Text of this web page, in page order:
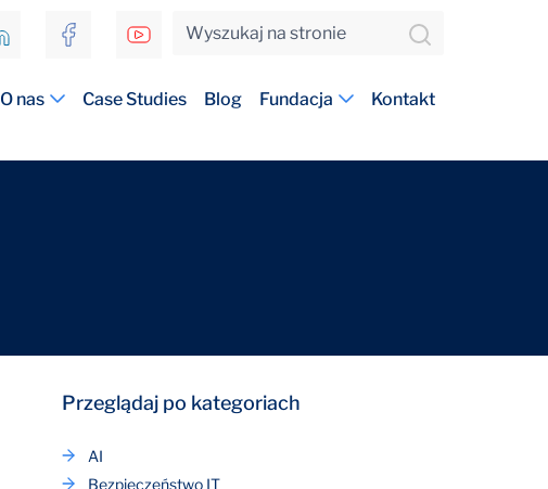
O nas Case Studies Blog Fundacja Kontakt
Przeglądaj po kategoriach
AI
Bezpieczeństwo IT